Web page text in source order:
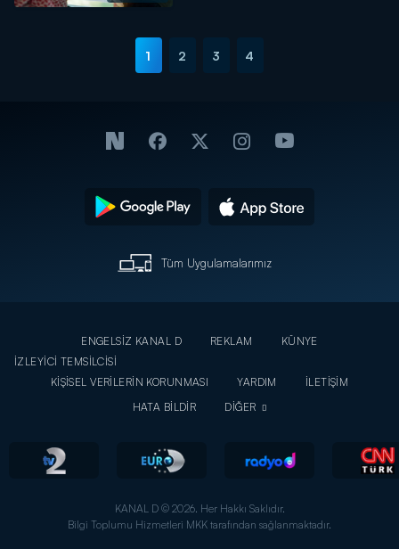
1 2 3 4
Tüm Uygulamalarımız
ENGELSİZ KANAL D REKLAM
KÜNYE
İZLEYİCİ TEMSİLCİSİ
KİŞİSEL VERİLERİN KORUNMASI
YARDIM
İLETİŞİM
HATA BİLDİR
DİĞER
KANAL D © 2026. Her Hakkı Saklıdır.
Bilgi Toplumu Hizmetleri MKK tarafından sağlanmaktadır.